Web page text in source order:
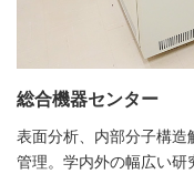
総合機器センター
表面分析、内部分子構
管理。学内外の幅広い研